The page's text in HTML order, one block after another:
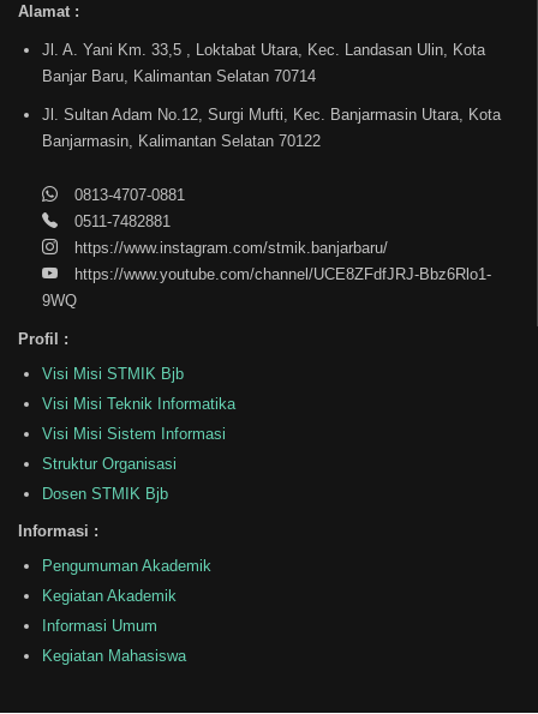
Alamat :
Jl. A. Yani Km. 33,5 , Loktabat Utara, Kec. Landasan Ulin, Kota
Banjar Baru, Kalimantan Selatan 70714
Jl. Sultan Adam No.12, Surgi Mufti, Kec. Banjarmasin Utara, Kota
Banjarmasin, Kalimantan Selatan 70122
0813-4707-0881
0511-7482881
https://www.instagram.com/stmik.banjarbaru/
https://www.youtube.com/channel/UCE8ZFdfJRJ-Bbz6Rlo1-
9WQ
Profil :
Visi Misi STMIK Bjb
Visi Misi Teknik Informatika
Visi Misi Sistem Informasi
Struktur Organisasi
Dosen STMIK Bjb
Informasi :
Pengumuman Akademik
Kegiatan Akademik
Informasi Umum
Kegiatan Mahasiswa